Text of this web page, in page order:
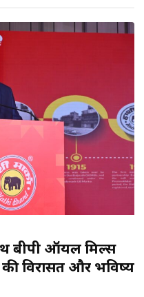
बीपी ऑयल मिल्स
की विरासत और भविष्य